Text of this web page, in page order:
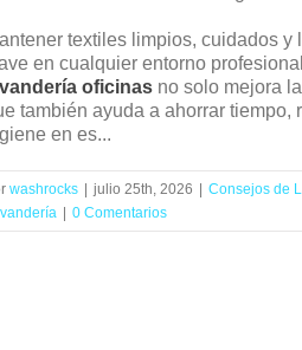
textiles limpios, cuidados y
en cualquier entorno
oficinas no solo mejora
también ayuda a ahorrar tiempo,
en es...
washrocks | julio 25th, 2026 | Consejos de
| 0 Comentarios